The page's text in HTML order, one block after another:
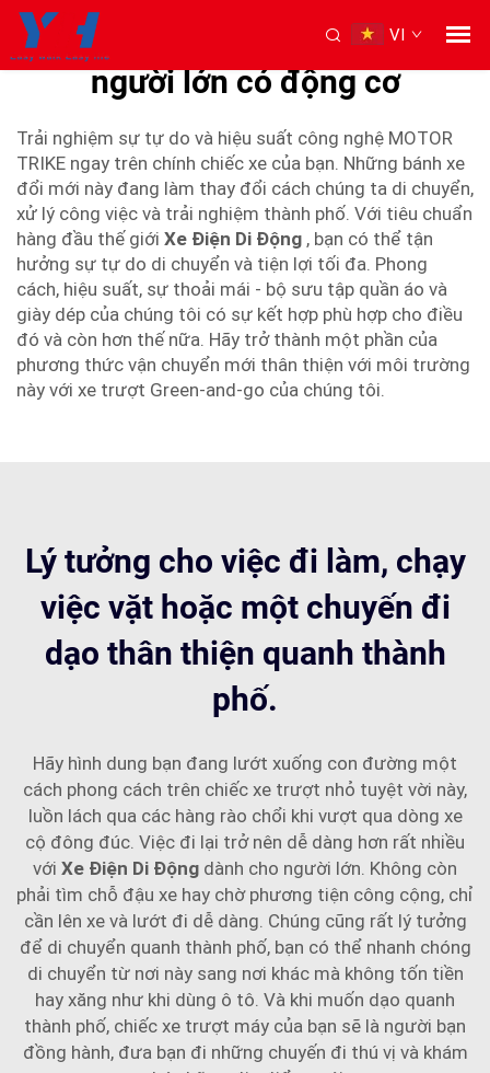
VI
xe tays năng 3 bánh dành cho
người lớn có động cơ
Trải nghiệm sự tự do và hiệu suất công nghệ MOTOR
TRIKE ngay trên chính chiếc xe của bạn. Những bánh xe
đổi mới này đang làm thay đổi cách chúng ta di chuyển,
xử lý công việc và trải nghiệm thành phố. Với tiêu chuẩn
hàng đầu thế giới Xe Điện Di Động , bạn có thể tận
hưởng sự tự do di chuyển và tiện lợi tối đa. Phong
cách, hiệu suất, sự thoải mái - bộ sưu tập quần áo và
giày dép của chúng tôi có sự kết hợp phù hợp cho điều
đó và còn hơn thế nữa. Hãy trở thành một phần của
phương thức vận chuyển mới thân thiện với môi trường
này với xe trượt Green-and-go của chúng tôi.
Lý tưởng cho việc đi làm, chạy
việc vặt hoặc một chuyến đi
dạo thân thiện quanh thành
phố.
Hãy hình dung bạn đang lướt xuống con đường một
cách phong cách trên chiếc xe trượt nhỏ tuyệt vời này,
luồn lách qua các hàng rào chổi khi vượt qua dòng xe
cộ đông đúc. Việc đi lại trở nên dễ dàng hơn rất nhiều
với Xe Điện Di Động dành cho người lớn. Không còn
phải tìm chỗ đậu xe hay chờ phương tiện công cộng, chỉ
cần lên xe và lướt đi dễ dàng. Chúng cũng rất lý tưởng
để di chuyển quanh thành phố, bạn có thể nhanh chóng
di chuyển từ nơi này sang nơi khác mà không tốn tiền
hay xăng như khi dùng ô tô. Và khi muốn dạo quanh
thành phố, chiếc xe trượt máy của bạn sẽ là người bạn
đồng hành, đưa bạn đi những chuyến đi thú vị và khám